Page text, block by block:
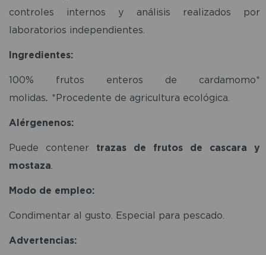
controles internos y análisis realizados por
laboratorios independientes.
Ingredientes:
100% frutos enteros de cardamomo*
molidas. *Procedente de agricultura ecológica.
Alérgenenos:
Puede contener trazas de frutos de cascara y
mostaza
Modo de empleo:
Condimentar al gusto. Especial para pescado.
Advertencias: